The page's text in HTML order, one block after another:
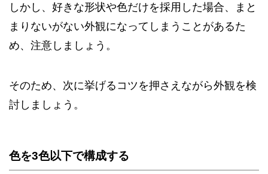
しかし、好きな形状や色だけを採用した場合、まと
まりないがない外観になってしまうことがあるた
め、注意しましょう。
そのため、次に挙げるコツを押さえながら外観を検
討しましょう。
色を3色以下で構成する